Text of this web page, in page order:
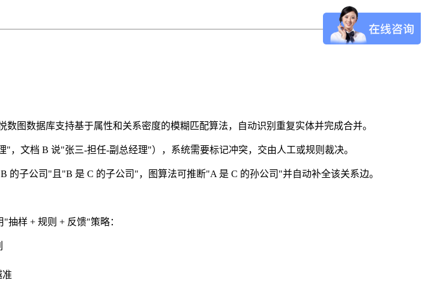
图数据库支持基于属性和关系密度的模糊匹配算法，自动识别重复实体并完成合并。
，文档 B 说"张三-担任-副总经理"），系统需要标记冲突，交由人工或规则裁决。
子公司"且"B 是 C 的子公司"，图算法可推断"A 是 C 的孙公司"并自动补全该关系边。
样 + 规则 + 反馈"策略：
准